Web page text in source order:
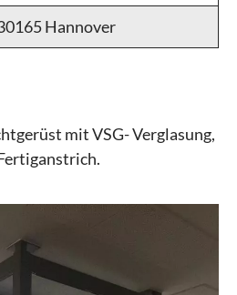
Hannover
mit VSG- Verglasung,